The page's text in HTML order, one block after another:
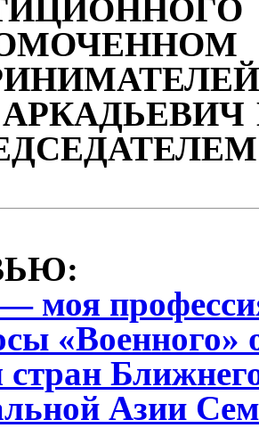
моя
«Военного»
стран
Азии